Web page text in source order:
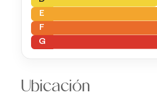
E
F
G
Ubicación